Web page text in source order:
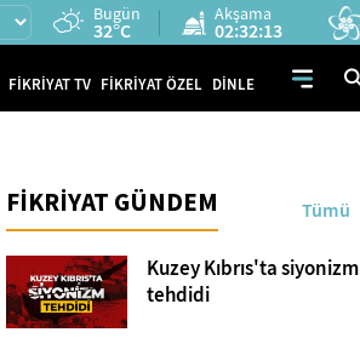
Bugün
32°C
Akşama
02:32:12
FİKRİYAT TV FİKRİYAT ÖZEL DİNLE
FİKRİYAT GÜNDEM Tümü
Kuzey Kıbrıs'ta siyonizm
tehdidi